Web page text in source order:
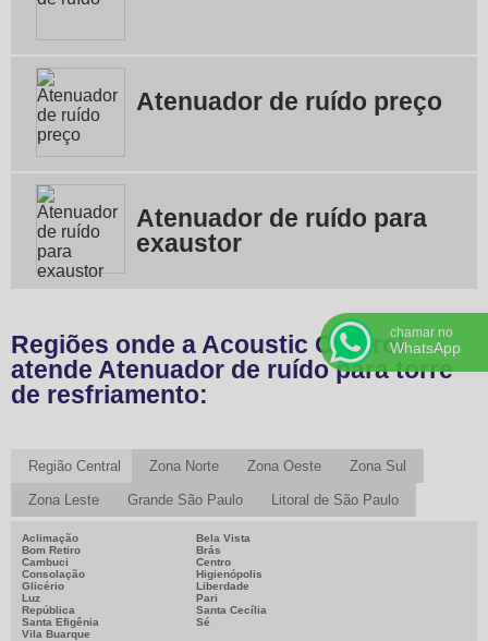
Atenuador de ruído preço
Atenuador de ruído para
exaustor
Regiões onde a Acoustic Control
atende Atenuador de ruído para torre
de resfriamento:
Região Central Zona Norte Zona Oeste Zona Sul
Zona Leste Grande São Paulo Litoral de São Paulo
Aclimação
Bela Vista
Bom Retiro
Brás
Cambuci
Centro
Consolação
Higienópolis
Glicério
Liberdade
Luz
Pari
República
Santa Cecília
Santa Efigênia
Sé
Vila Buarque
chamar no
WhatsApp